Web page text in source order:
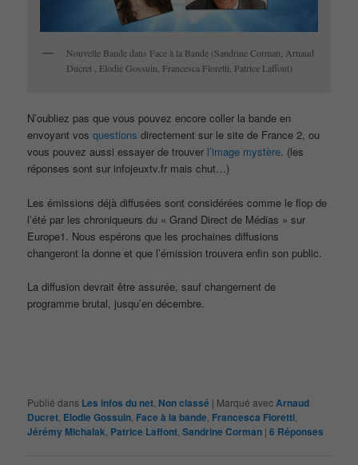
Nouvelle Bande dans Face à la Bande (Sandrine Corman, Arnaud
Ducret , Elodie Gossuin, Francesca Fioretti, Patrice Laffont)
N’oubliez pas que vous pouvez encore coller la bande en
envoyant vosquestionsdirectement sur le site de France 2, ou
vous pouvez aussi essayer de trouver l’image mystère. (les
réponses sont sur infojeuxtv.fr mais chut…)
Les émissions déjà diffusées sont considérées comme le flop de
l’été par les chroniqueurs du « Grand Direct de Médias » sur
Europe1. Nous espérons que les prochaines diffusions
changeront la donne et que l’émission trouvera enfin son public.
La diffusion devrait être assurée, sauf changement de
programme brutal, jusqu’en décembre.
Publié dans Les infos du net Non classé | Marqué avecArnaud
Ducret Elodie Gossuin Face à la bande Francesca Fioretti
Jérémy Michalak Patrice Laffont ,Sandrine Corman |6 Réponses